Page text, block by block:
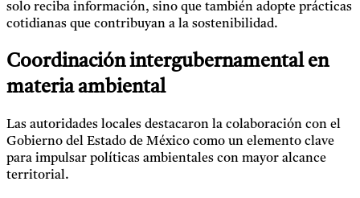
solo reciba información, sino que también adopte prácticas
cotidianas que contribuyan a la sostenibilidad.
Coordinación intergubernamental en
materia ambiental
Las autoridades locales destacaron la colaboración con el
Gobierno del Estado de México como un elemento clave
para impulsar políticas ambientales con mayor alcance
territorial.